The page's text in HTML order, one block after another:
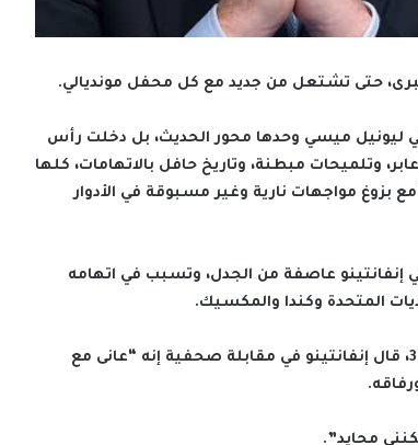
حتى تشتعل من جديد مع كل محفل مونديالي.
ليونيل ميسي وحدها محور الحديث، بل دخلت رأس
وتلميحات مبطنة، وتاريخ حافل بالاتهامات، كلها
بزوغ مواجهات نارية وغير مسبوقة في الأدوار
إنفانتينو عاصفة من الجدل، وتسبب في اتهامه
المتحدة وكندا والمكسيك.
وبعد فوز “راقصي التانغو” الصعب على الرأس الأخضر في دور الـ32، قال إنفانتينو في مقابلة صحفية إنه “عانى مع